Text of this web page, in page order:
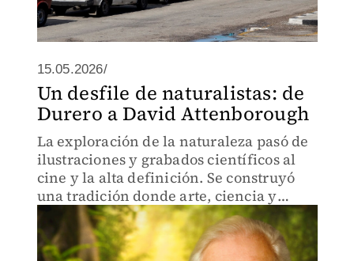
15.05.2026/
Un desfile de naturalistas: de
Durero a David Attenborough
La exploración de la naturaleza pasó de
ilustraciones y grabados científicos al
cine y la alta definición. Se construyó
una tradición donde arte, ciencia y
observación convergen para narrar
animales, paisajes y descubrimientos.